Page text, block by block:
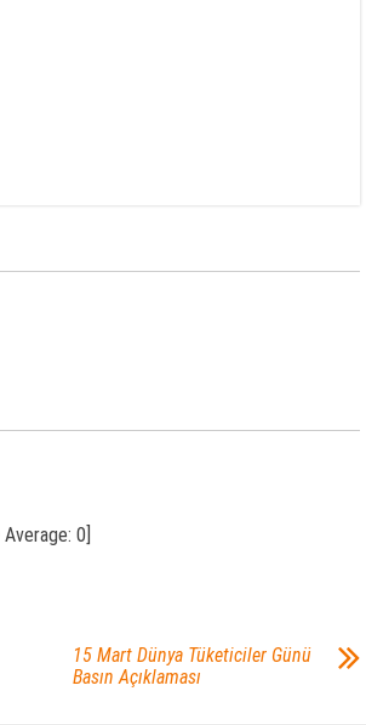
Average: 0]
15 Mart Dünya Tüketiciler Günü
Basın Açıklaması